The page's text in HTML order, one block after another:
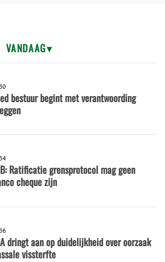
VANDAAG
bestuur begint met verantwoording
Ratificatie grensprotocol mag geen
cheque zijn
dringt aan op duidelijkheid over oorzaak
vissterfte